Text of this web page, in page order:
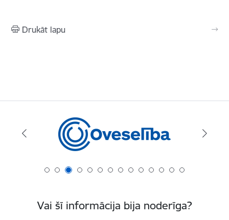
Drukāt lapu
Vai šī informācija bija noderīga?